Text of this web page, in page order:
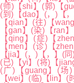
(师)【shi】(郭)【
(到)【dao】(，)【
【qian】(往)【
【gan】(染)【ran
【qing】(症)【
【men】(诊)【
【jia】(，)【，】(
(已)【yi】(将)【
(广)【guang】(场
【wei】(临)【lin】(